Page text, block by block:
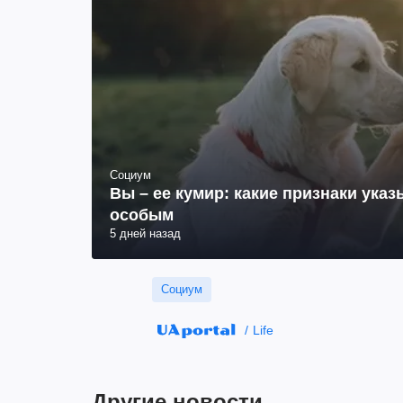
Социум
Вы – ее кумир: какие признаки
особым
5 дней назад
Социум
Life